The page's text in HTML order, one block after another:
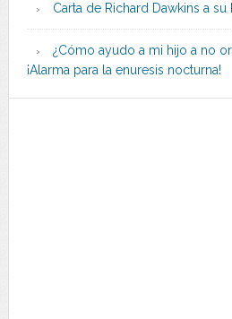
Carta de Richard Dawkins a
¿Cómo ayudo a mi hijo a no
¡Alarma para la enuresis nocturna!